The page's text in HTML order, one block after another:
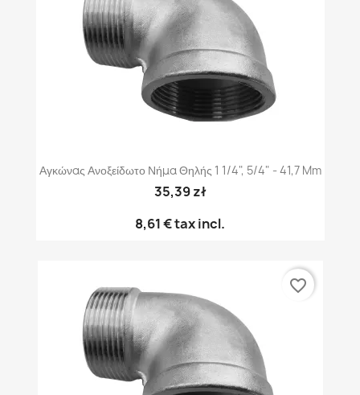
Αγκώνας Ανοξείδωτο Νήμα Θηλής 1 1/4", 5/4" - 41,7 Mm
35,39 zł
8,61 €tax incl.
favorite_border